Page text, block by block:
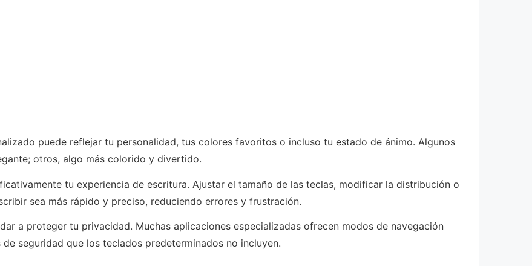
puede reflejar tu personalidad, tus colores favoritos o incluso tu estado de ánimo. Algunos
otros, algo más colorido y divertido.
tu experiencia de escritura. Ajustar el tamaño de las teclas, modificar la distribución o
sea más rápido y preciso, reduciendo errores y frustración.
a proteger tu privacidad. Muchas aplicaciones especializadas ofrecen modos de navegación
seguridad que los teclados predeterminados no incluyen.